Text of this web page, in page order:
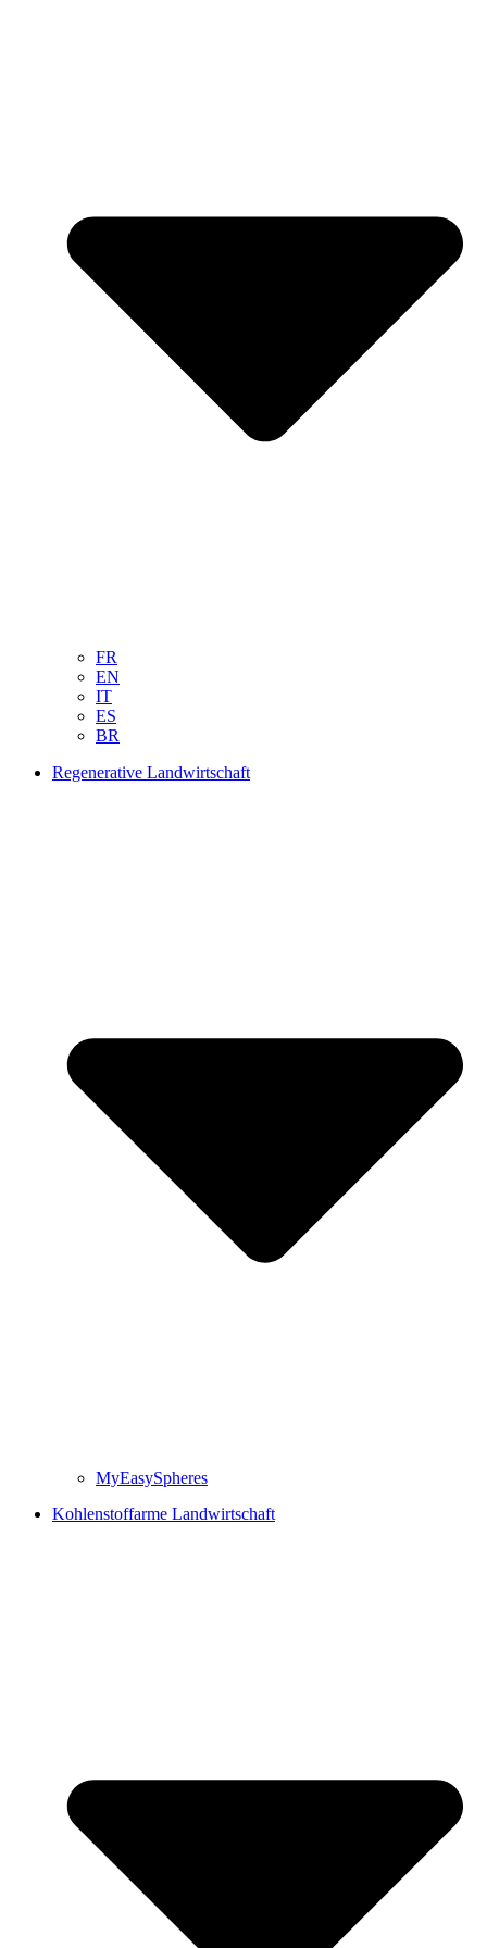
FR
EN
IT
ES
BR
Regenerative Landwirtschaft
MyEasySpheres
Kohlenstoffarme Landwirtschaft